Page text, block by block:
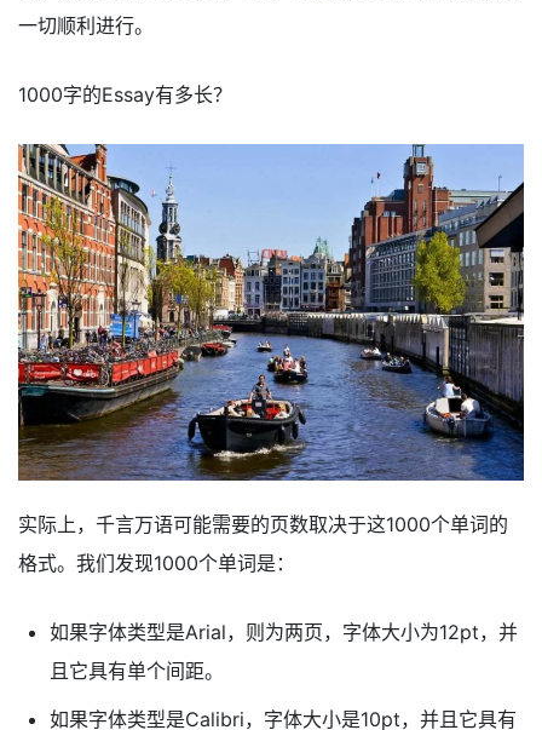
一切顺利进行。
1000字的Essay有多长？
实际上，千言万语可能需要的页数取决于这1000个单词的
格式。我们发现1000个单词是：
如果字体类型是Arial，则为两页，字体大小为12pt，并
且它具有单个间距。
如果字体类型是Calibri，字体大小是10pt，并且它具有